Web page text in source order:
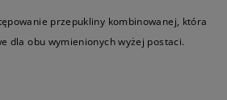
przepukliny kombinowanej, która
dla obu wymienionych wyżej postaci.